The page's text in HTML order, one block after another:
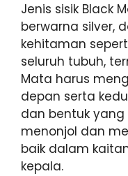
Jenis sisik Black
berwarna silver,
kehitaman
seluruh tubuh,
Mata harus
depan serta
dan bentuk
menonjol dan
baik dalam
kepala.